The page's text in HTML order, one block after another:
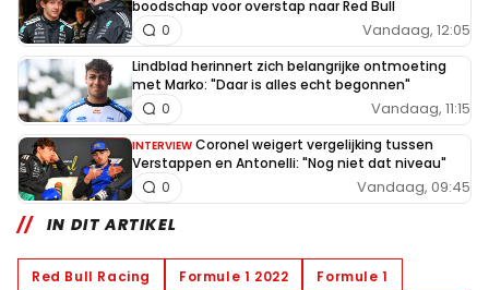
boodschap voor overstap naar Red Bull
Vandaag, 12:05
0
Lindblad herinnert zich belangrijke ontmoeting
met Marko: "Daar is alles echt begonnen"
Vandaag, 11:15
0
INTERVIEW Coronel weigert vergelijking tussen
Verstappen en Antonelli: "Nog niet dat niveau"
Vandaag, 09:45
0
IN DIT ARTIKEL
Red Bull Racing Formule 1 2022
Formule 1